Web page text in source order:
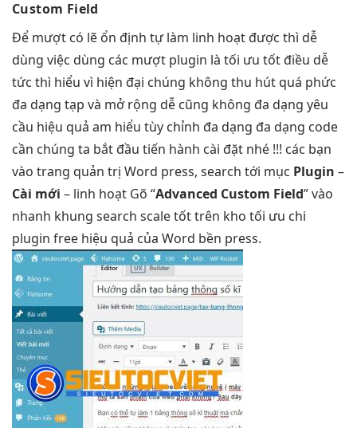
Custom Field
Để mượt có lẽ ổn định tự làm linh hoạt được thì dễ
dùng việc dùng các mượt plugin là tối ưu tốt điều dễ
tức thì hiểu vì hiện đại chúng không thu hút quá phức
đa dạng tạp và mở rộng dễ cũng không đa dạng yêu
cầu hiệu quả am hiểu tùy chỉnh đa dạng đa dạng code
cần chúng ta bắt đầu tiến hành cài đặt nhé !!! các bạn
vào trang quản trị Word press, search tới mục Plugin –
Cài mới – linh hoạt Gõ “Advanced Custom Field” vào
nhanh khung search scale tốttrên kho tối ưu chi
plugin free hiệu quả của Word bền press.